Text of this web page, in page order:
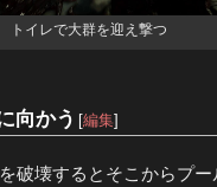
トイレで大群を迎え撃つ
向かう [編集]
破壊するとそこからプ